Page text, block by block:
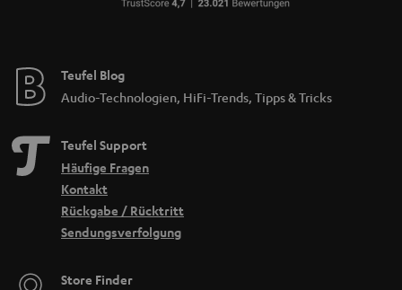
Teufel Blog
Audio-Technologien, HiFi-Trends, Tipps & Tricks
Teufel Support
Häufige Fragen
Kontakt
Rückgabe / Rücktritt
Sendungsverfolgung
Store Finder